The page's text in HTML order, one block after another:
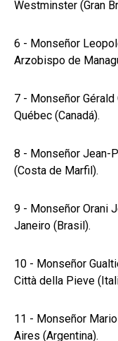
Westminster (Gran
6 - Monseñor
Arzobispo de
7 - Monseñor
Québec (Canadá).
8 - Monseñor Jean-
(Costa de Marfil).
9 - Monseñor Orani
Janeiro (Brasil).
10 - Monseñor
Città della Pieve
11 - Monseñor
Aires (Argentina).